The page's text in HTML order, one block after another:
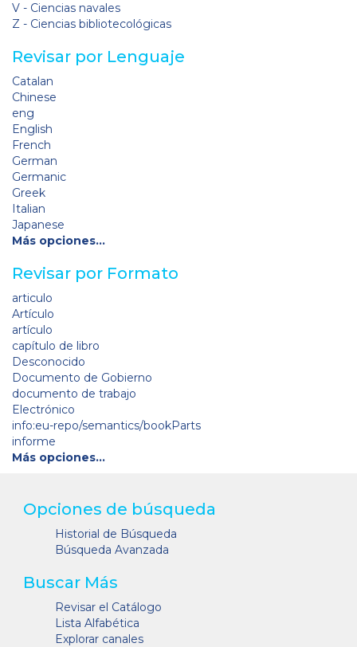
V - Ciencias navales
Z - Ciencias bibliotecológicas
Revisar por Lenguaje
Catalan
Chinese
eng
English
French
German
Germanic
Greek
Italian
Japanese
Más opciones…
Revisar por Formato
articulo
Artículo
artículo
capítulo de libro
Desconocido
Documento de Gobierno
documento de trabajo
Electrónico
info:eu-repo/semantics/bookParts
informe
Más opciones…
Opciones de búsqueda
Historial de Búsqueda
Búsqueda Avanzada
Buscar Más
Revisar el Catálogo
Lista Alfabética
Explorar canales